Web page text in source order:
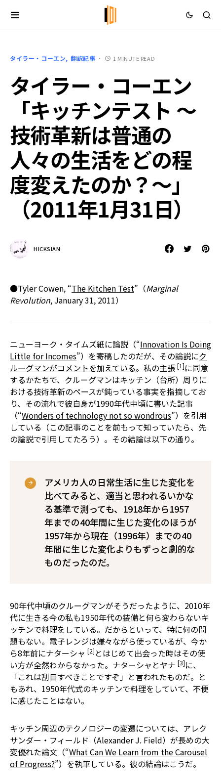
タイラー・コーエン 翻訳記事 1 MINUTE READ
タイラー・コーエン
「キッチンテスト ～
技術革新は普通の
人々の生活をどの程
度変えたのか？～」
（2011年1月31日）
HICKSIAN
●Tyler Cowen, “The Kitchen Test”（Marginal
Revolution, January 31, 2011）
ニューヨーク・タイムズ紙に論説（“Innovation Is Doing
Little for Incomes”）を寄稿したのだが、その論説にク
ルーグマンがコメントを加えている。私の主張 [1]に同意
するかたちで、クルーグマンはキッチン（台所）周りに
おける技術革新のペースが鈍っている事実を指摘してお
り、その流れで彼自身が1990年代中頃に書いた記事
（“Wonders of technology not so wondrous”）を引用
している（この記事のことを前もって知っていたら、先
の論説で引用してたろう）。その結論は以下の通り。
アメリカ人の日常生活に生じた変化を
比べてみると、適当と思われるいかな
る基準で測っても、1918年から1957
年までの40年間に生じた変化のほうが
1957年から現在（1996年）までの40
年間に生じた変化よりもずっと劇的な
ものだったのだ。
90年代中頃のクルーグマンがそうだったように、2010年
代に生きる今の私も1950年代の装備と何ら変わらないキ
ッチンで料理をしている。だからといって、特に何の問
題もない。電子レンジは嫌々ながら使っているが、今か
ら8年前にナターシャ [2] とはじめて出会った時はその使
い方が全然わからなかった。ナターシャとヤナ [3]に、
「これは刮目すべきことですぞ」と言われたものだ。と
もあれ、1950年代式のキッチンで料理をしていて、不便
に感じたことはない。
キッチン周辺のテクノロジーの変遷については、アレク
サンダー・フィールド（Alexander J. Field）が長めの大
変優れた論文（“What Can We Learn from the Carousel
of Progress?”）を執筆している。彼の結論はこうだ。